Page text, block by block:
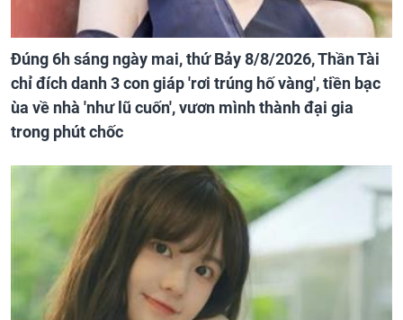
Đúng 6h sáng ngày mai, thứ Bảy 8/8/2026, Thần Tài
chỉ đích danh 3 con giáp 'rơi trúng hố vàng', tiền bạc
ùa về nhà 'như lũ cuốn', vươn mình thành đại gia
trong phút chốc